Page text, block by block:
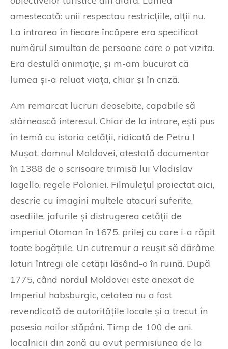
amestecată: unii respectau restricțiile, alții nu.
La intrarea în fiecare încăpere era specificat
numărul simultan de persoane care o pot vizita.
Era destulă animație, și m-am bucurat că
lumea și-a reluat viața, chiar și în criză.
Am remarcat lucruri deosebite, capabile să
stârnească interesul. Chiar de la intrare, ești pus
în temă cu istoria cetății, ridicată de Petru I
Mușat, domnul Moldovei, atestată documentar
în 1388 de o scrisoare trimisă lui Vladislav
Iagello, regele Poloniei. Filmulețul proiectat aici,
descrie cu imagini multele atacuri suferite,
asediile, jafurile și distrugerea cetății de
imperiul Otoman în 1675, prilej cu care i-a răpit
toate bogățiile. Un cutremur a reușit să dărâme
laturi întregi ale cetății lăsând-o în ruină. După
1775, când nordul Moldovei este anexat de
Imperiul habsburgic, cetatea nu a fost
revendicată de autoritățile locale și a trecut în
posesia noilor stăpâni. Timp de 100 de ani,
localnicii din zonă au avut permisiunea de la